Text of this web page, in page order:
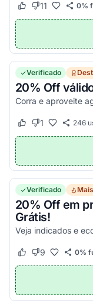
Este cupom
Este cupom
11 0%
Verificado
20% Off
Corra e aproveite
Este cupom
Este cupom não
1 246
Verificado
20% Off em
Grátis!
Veja indicados e
Este cupom
Este cupom
9 0%